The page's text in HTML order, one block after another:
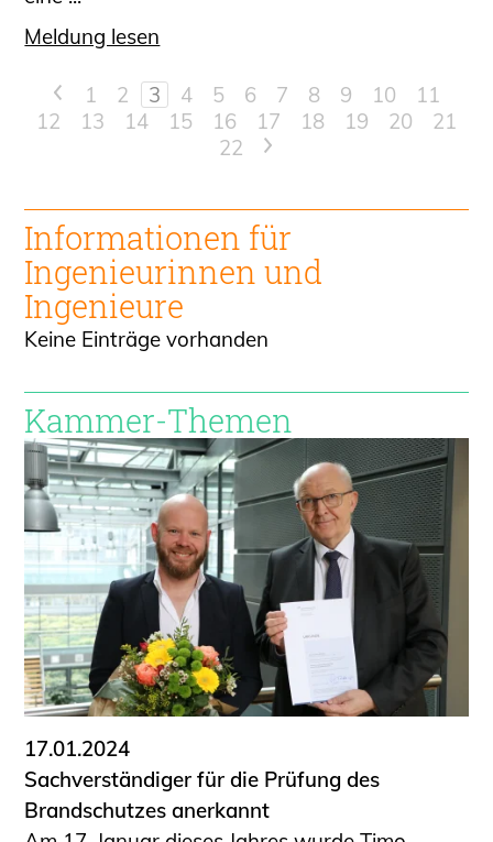
Meldung lesen
< 1 2 3 4 5 6 7 8 9 10
11
12
13 14 15 16 17 18 19 20
21
22
>
Informationen für
Ingenieurinnen und
Ingenieure
Keine Einträge vorhanden
Kammer-Themen
17.01.2024
Sachverständiger für die Prüfung des
Brandschutzes anerkannt